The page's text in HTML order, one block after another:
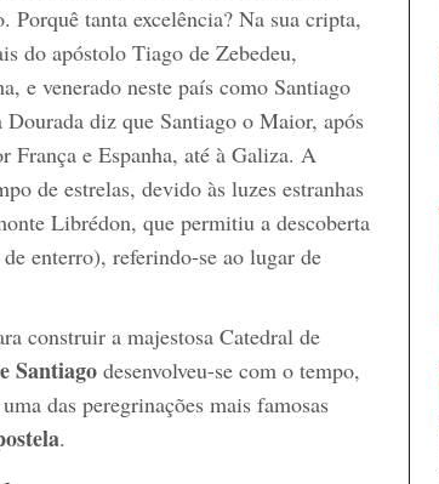
tanta excelência? Na sua cripta,
do apóstolo Tiago de Zebedeu,
e venerado neste país como Santiago
diz que Santiago o Maior, após
França e Espanha, até à Galiza. A
de estrelas, devido às luzes estranhas
Librédon, que permitiu a descoberta
enterro), referindo-se ao lugar de
construir a majestosa Catedral de
Santiago desenvolveu-se com o tempo,
das peregrinações mais famosas
.